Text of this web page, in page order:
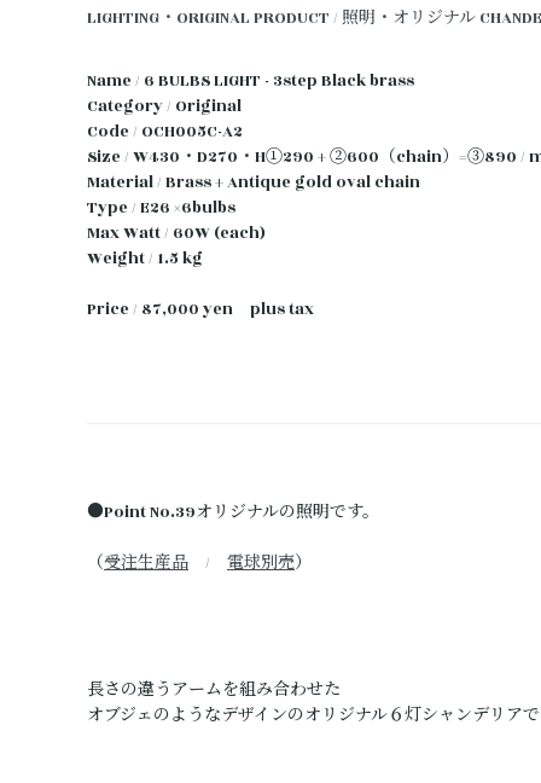
LIGHTING・ORIGINAL PRODUCT / 照明・オリジナル
Name / 6 BULBS LIGHT - 3step Black brass
Category / Original
Code / OCH005C-A2
Size / W430・D270・H①290 + ②600（chain）=③890 /
Material / Brass + Antique gold oval chain
Type / E26 ×6bulbs
Max Watt / 60W (each)
Weight / 1.5 kg
Price / 87,000 yen plus tax
●Point No.39オリジナルの照明です。
（受注生産品 / 電球別売）
長さの違うアームを組み合わせた
オブジェのようなデザインのオリジナル６灯シャンデリアで